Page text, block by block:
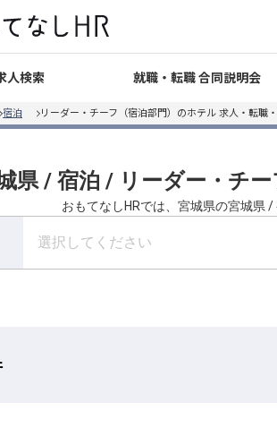
人検索 就職・転職 合同説明会
宿泊 リーダー・チーフ（宿泊部門）のホテル 求人・転職
県 / 宿泊 / リーダー・チ
おもてなしHRでは、宮城県の宮城県
選択してください